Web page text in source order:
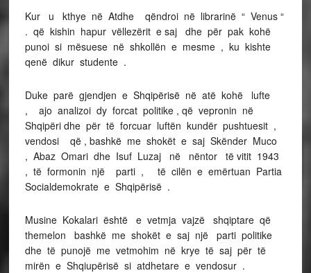
Kur u kthye në Atdhe qëndroi në librarinë “ Venus “
. që kishin hapur vëllezërit e saj dhe për pak kohë
punoi si mësuese në shkollën e mesme , ku kishte
qenë dikur studente .
Duke parë gjendjen e Shqipërisë në atë kohë lufte
, ajo analizoi dy forcat politike , që vepronin në
Shqipëri dhe për të forcuar luftën kundër pushtuesit ,
vendosi që , bashkë me shokët e saj Skënder Muco
, Abaz Omari dhe Isuf Luzaj në nëntor të vitit 1943
, të formonin një parti , të cilën e emërtuan Partia
Socialdemokrate e Shqipërisë .
Musine Kokalari është e vetmja vajzë shqiptare që
themelon bashkë me shokët e saj një parti politike
dhe të punojë me vetmohim në krye të saj për të
mirën e Shqiupërisë si atdhetare e vendosur .